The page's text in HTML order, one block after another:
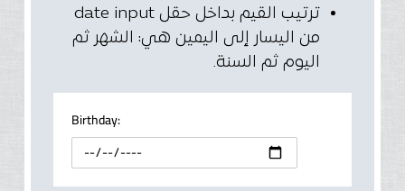
ترتيب القيم بداخل حقل date input
من اليسار إلى اليمين هي: الشهر ثم
اليوم ثم السنة.
Birthday: